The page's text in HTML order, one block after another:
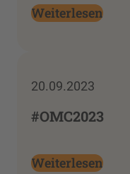
Weiterlesen
20.09.2023
#OMC2023
Weiterlesen